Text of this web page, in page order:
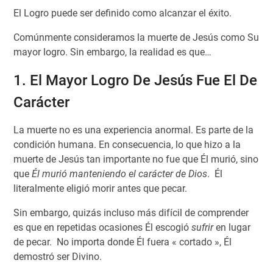
El Logro puede ser definido como alcanzar el éxito.
Comúnmente consideramos la muerte de Jesús como Su
mayor logro. Sin embargo, la realidad es que…
1. El Mayor Logro De Jesús Fue El De
Carácter
La muerte no es una experiencia anormal. Es parte de la
condición humana. En consecuencia, lo que hizo a la
muerte de Jesús tan importante no fue que Él murió, sino
queÉl murió manteniendo el carácter de Dios. Él
literalmente eligió morir antes que pecar.
Sin embargo, quizás incluso más difícil de comprender
es que en repetidas ocasiones Él escogió sufriren lugar
de pecar. No importa donde Él fuera « cortado », Él
demostró ser Divino.